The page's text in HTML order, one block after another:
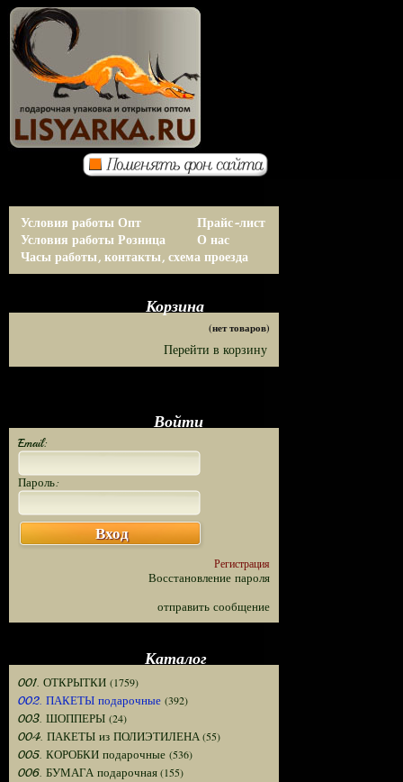
Условия работы Опт
Условия работы Розница
Прайс-лист
О нас
Часы работы, контакты, схема проезда
Корзина
(нет товаров)
Перейти в корзину
Войти
Email:
Пароль:
Вход
Регистрация
Восстановление пароля
отправить сообщение
Каталог
001. ОТКРЫТКИ (1759)
002. ПАКЕТЫ подарочные (392)
003. ШОППЕРЫ (24)
004. ПАКЕТЫ из ПОЛИЭТИЛЕНА(55)
005. КОРОБКИ подарочные (536)
006. БУМАГА подарочная(155)